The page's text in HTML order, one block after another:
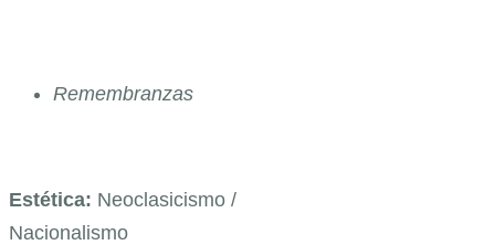
Remembranzas
Estética: Neoclasicismo /
Nacionalismo